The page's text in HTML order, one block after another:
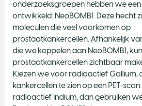
onderzoeksgroepen hebben we
ontwikkeld: NeoBOMB1. Deze hecht
moleculen die veel voorkomen op
prostaatkankercellen. Afhankelijk
die we koppelen aan NeoBOMB1,
prostaatkankercellen zichtbaar
Kiezen we voor radioactief Gallium,
kankercellen te zien op een PET-
radioactief Indium, dan gebruiken we